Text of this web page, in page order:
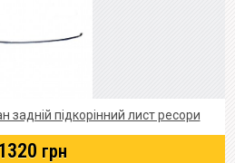
задній підкорінний лист ресори
1320 грн